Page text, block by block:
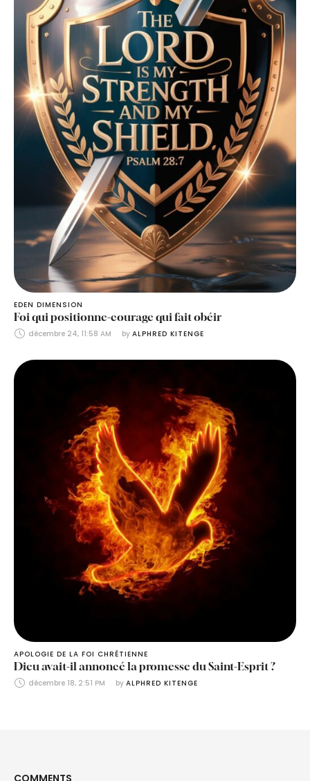
EDEN DIMENSION
Foi qui positionne-courage qui fait obéir
décembre 24, 11:58 AM by ALPHRED KITENGE
APOLOGIE DE LA FOI CHRÉTIENNE
Dieu avait-il annoncé la promesse du Saint-Esprit ?
décembre 18, 2:51 PM by ALPHRED KITENGE